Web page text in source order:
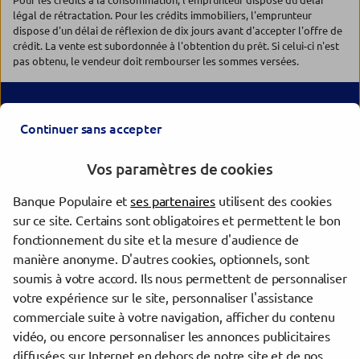
légal de rétractation. Pour les crédits immobiliers, l'emprunteur
dispose d'un délai de réflexion de dix jours avant d'accepter l'offre de
crédit. La vente est subordonnée à l'obtention du prêt. Si celui-ci n'est
pas obtenu, le vendeur doit rembourser les sommes versées.
Saint-Chamond
Vienne
Saint-Genis-Laval
Oullins-Pierre-Bénite
Sainte-Foy-lès-Lyon
Tassin-la-Demi-Lune
Trouver une agence Banque Populaire
Continuer sans accepter
Vos paramètres de cookies
Banque Populaire etses partenaires utilisent des cookies
sur ce site. Certains sont obligatoires et permettent le bon
fonctionnement du site et la mesure d'audience de
manière anonyme. D'autres cookies, optionnels, sont
soumis à votre accord. Ils nous permettent de personnaliser
votre expérience sur le site, personnaliser l'assistance
commerciale suite à votre navigation, afficher du contenu
vidéo, ou encore personnaliser les annonces publicitaires
diffusées sur Internet en dehors de notre site et de nos